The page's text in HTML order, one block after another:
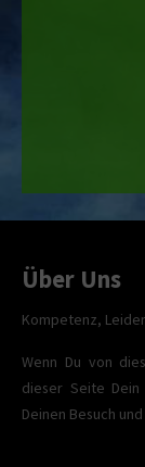
Über Uns
Kompetenz,
Wenn Du von
dieser Seite
Deinen Besuch